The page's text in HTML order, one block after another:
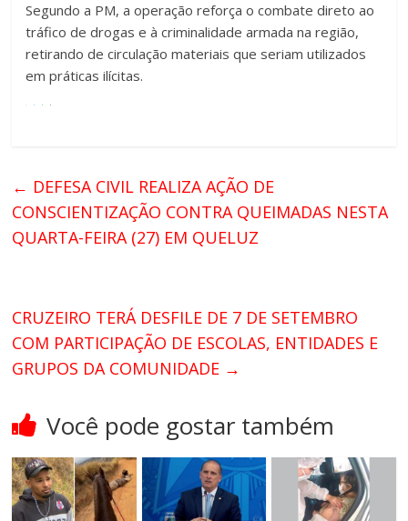
Segundo a PM, a operação reforça o combate direto ao
tráfico de drogas e à criminalidade armada na região,
retirando de circulação materiais que seriam utilizados
em práticas ilícitas.
← DEFESA CIVIL REALIZA AÇÃO DE
CONSCIENTIZAÇÃO CONTRA QUEIMADAS NESTA
QUARTA-FEIRA (27) EM QUELUZ
CRUZEIRO TERÁ DESFILE DE 7 DE SETEMBRO
COM PARTICIPAÇÃO DE ESCOLAS, ENTIDADES E
GRUPOS DA COMUNIDADE →
Você pode gostar também